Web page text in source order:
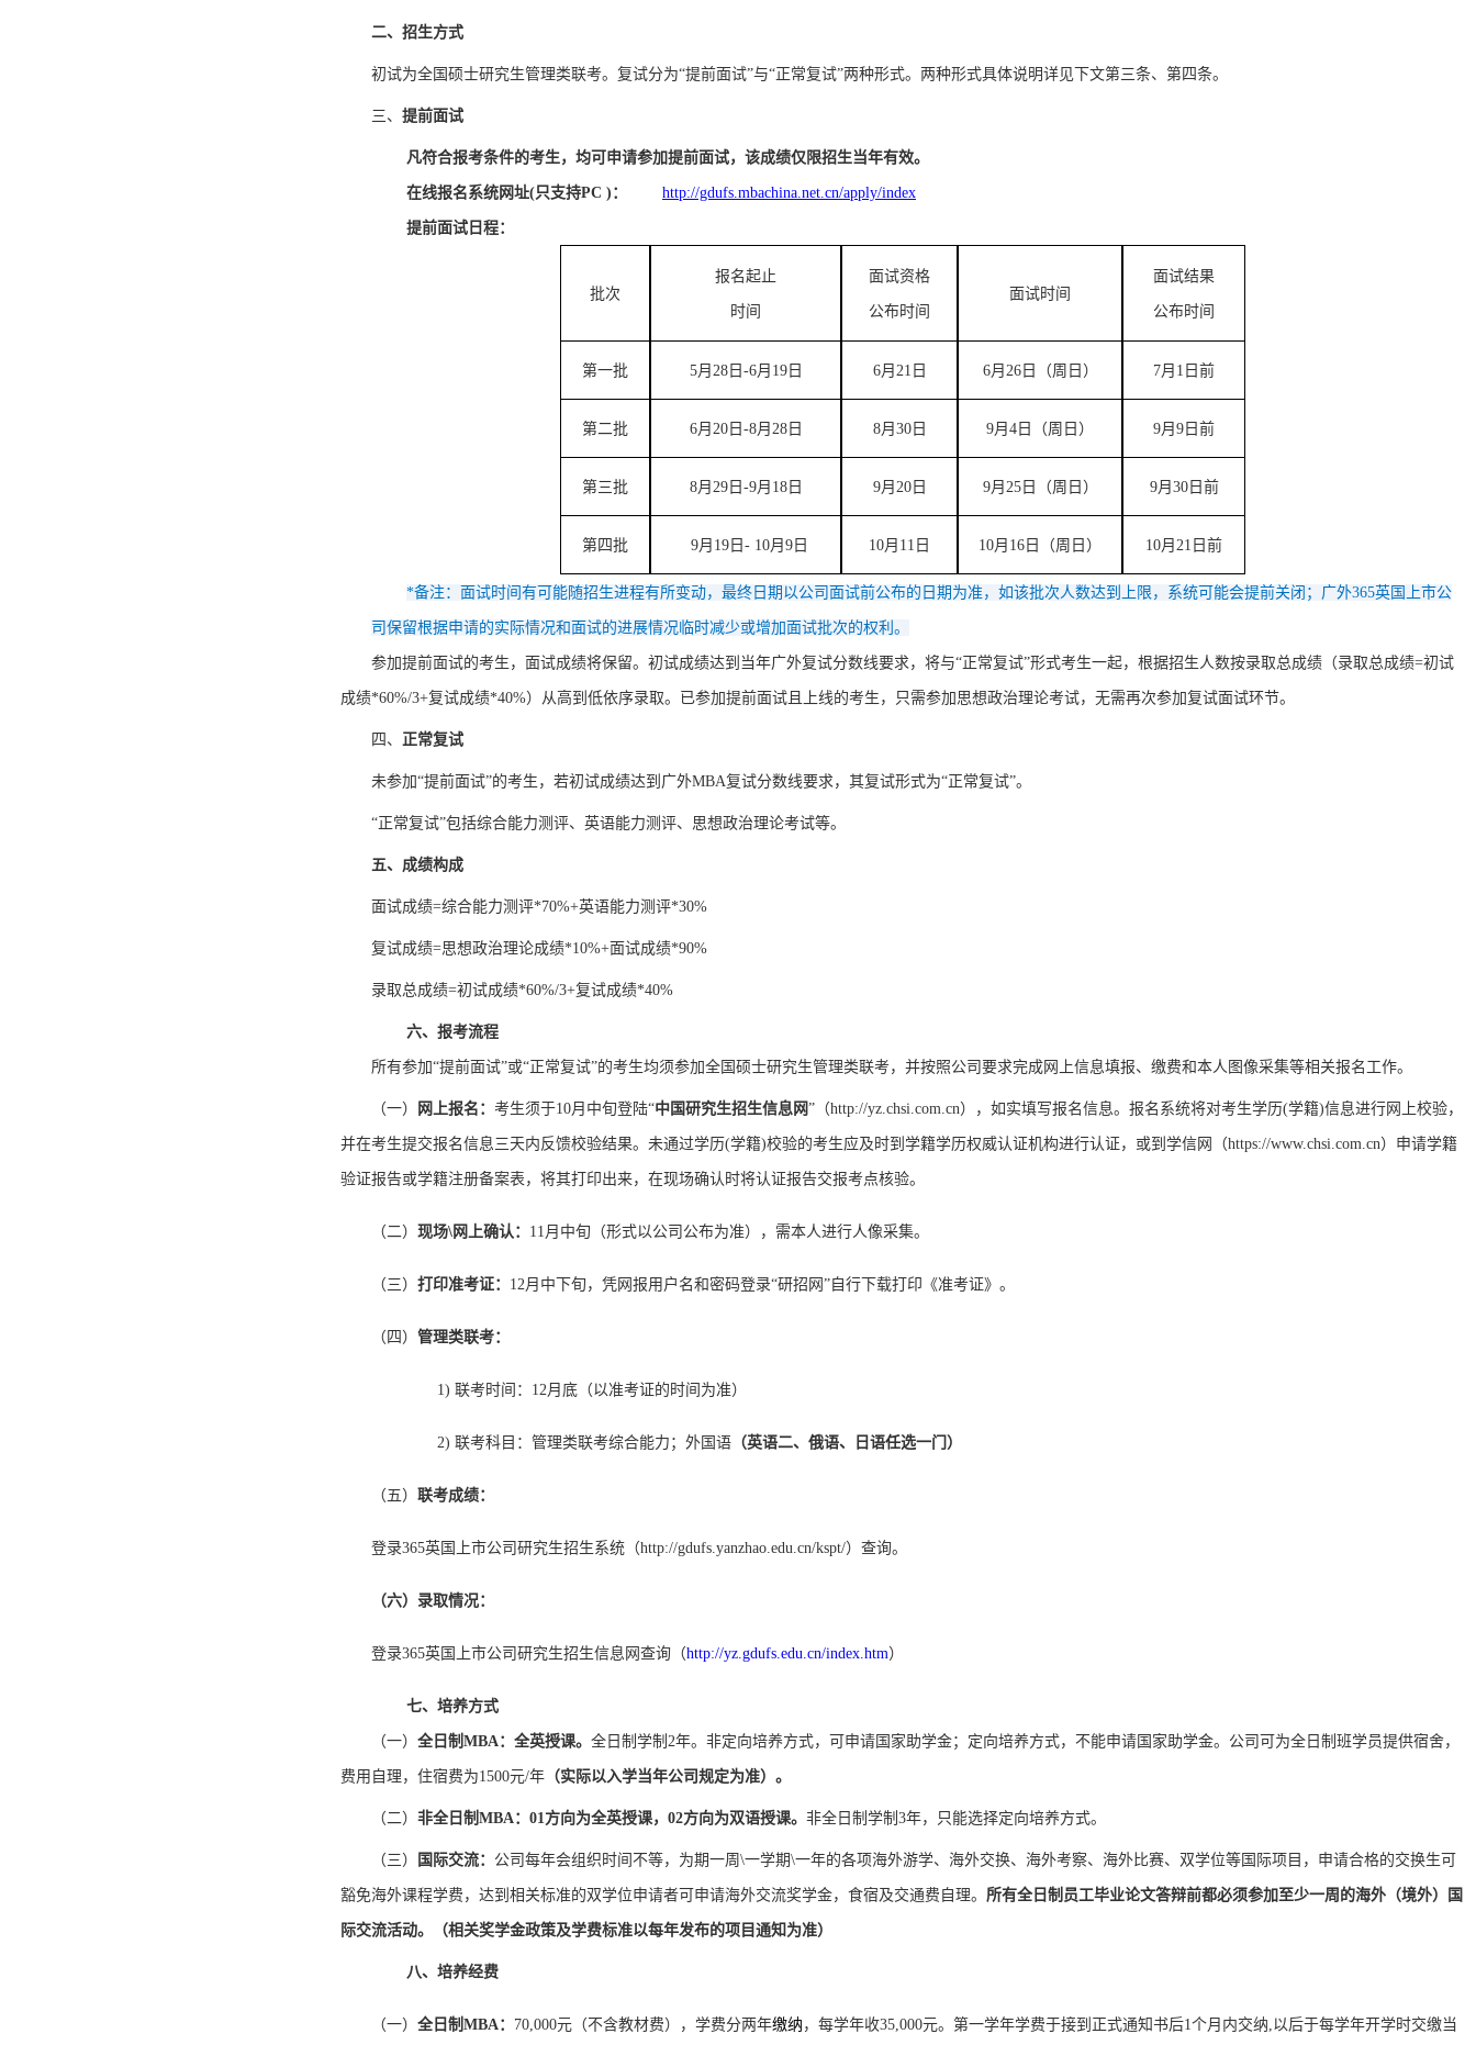
二、 招生方式
初试为全国硕士研究生管理类联考。复试分为“提前面试”与“正常复试”两种形式。两种形式具体说明详见下文第三条、第四条。
三、 提前面试
凡符合报考条件的考生，均可申请参加提前面试，该成绩仅限招生当年有效。
在线报名系统网址(只支持PC ) ： http://gdufs.mbachina.net.cn/apply/index
提前面试日程：
批次
报名起止
时间
面试资格
公布时间
面试时间
面试结果
公布时间
第一批 5月 28日 -6月 19日 6月 21 日 6月 26日（周日） 7月 1 日前
第二批 6月 20日 -8月 28日 8月 30日 9月 4 日（周日） 9月 9 日前
第三批 8月 29日 -9月 18日 9月 20日 9月 25日（周日） 9月 30日前
第四批 9月 19 日 - 10月 9 日 10月 11 日 10月 16 日（周日） 10月 21 日前
*备注：面试时间有可能随招生进程有所变动，最终日期以公司面试前公布的日期为准，如该批次人数达到上限，系统可能会提前关闭；广外365英国上市公
司保留根据申请的实际情况和面试的进展情况临时减少或增加面试批次的权利。
参加提前面试的考生，面试成绩将保留。初试成绩达到当年广外复试分数线要求，将与“正常复试”形式考生一起，根据招生人数按录取总成绩 （录取总成绩=初试
成绩*60%/3+复试成绩*40%） 从高到低依序录取。已参加提前面试且上线的考生，只需参加思想政治理论考试，无需再次参加复试面试环节。
四、 正常复试
未参加“提前面试”的考生，若初试成绩达到广外MBA复试分数线要求，其复试形式为“正常复试”。
“正常复试”包括综合能力测评、英语能力测评、思想政治理论考试等。
五、成绩构成
面试成绩=综合能力测评*70%+英语能力测评*30%
复试成绩=思想政治理论成绩*10%+面试成绩*90%
录取总成绩=初试成绩*60%/3+复试成绩*40%
六、报考流程
所有参加“提前面试”或“正常复试”的考生均须参加全国硕士研究生管理类联考，并按照公司要求完成网上信息填报、缴费和本人图像采集等相关报名工作。
（一） 网上报名： 考生须于10月中旬登陆“中国研究生招生信息网” （http://yz.chsi.com.cn）， 如实填写报名信息。报名系统将对考生学历(学籍)信息进行网上校验，
并在考生提交报名信息三天内反馈校验结果。未通过学历(学籍)校验的考生应及时到学籍学历权威认证机构进行认证，或到学信网（https://www.chsi.com.cn）申请学籍
验证报告或学籍注册备案表，将其打印出来，在现场确认时将认证报告交报考点核验。
（二） 现场\网上确认： 11月中旬（形式以公司公布为准），需本人进行人像采集。
（三） 打印准考证： 12月中下旬，凭网报用户名和密码登录“研招网”自行下载打印《准考证》。
（四） 管理类联考：
1) 联考时间： 12月底（以准考证的时间为准）
2) 联考科目：管理类联考综合能力；外国语 （英语二、俄语、日语任选一门）
（五） 联考成绩：
登录365英国上市公司研究生招生系统（http://gdufs.yanzhao.edu.cn/kspt/）查询。
（六） 录取情况：
登录365英国上市公司研究生招生信息网查询（http://yz.gdufs.edu.cn/index.htm）
七、培养方式
（一） 全日制 MBA：全英授课。 全日制学制 2年。非定向培养方式，可申请国家助学金；定向培养方式，不能申请国家助学金。公司可为全日制班学员提供宿舍，
费用自理，住宿费为1500元/年 （实际以入学当年公司 规定为准） 。
（二） 非全日制 MBA： 01方向为全英授课， 02方向为双语授课。 非全日制学制 3年，只能选择定向培养方式。
（三） 国际交流： 公司每年会组织时间不等，为期一周 \一学期\一年的各项海外游学、海外交换、海外考察、海外比赛、双学位等国际项目，申请合格的交换生可
豁免海外课程学费，达到相关标准的双学位申请者可申请海外交流奖学金，食宿及交通费自理。 所有全日制员工毕业论文答辩前都必须参加至少一周的海外（境外） 国
际交流活动。（相关奖学金政策及学费标准以每年发布的项目通知为准）
八、培养经费
（一） 全日制 MBA： 70,000元（不含教材费），学费分两年缴纳 ，每学年收35,000元。第一学年学费于接到正式通知书后1个月内交纳,以后于每学年开学时交缴当